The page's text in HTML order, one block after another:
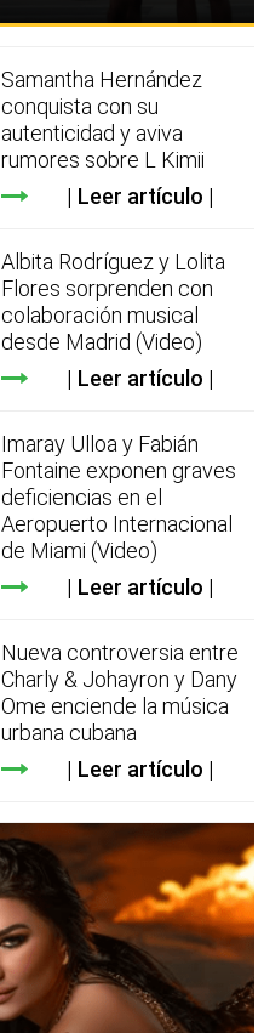
Samantha Hernández
conquista con su
autenticidad y aviva
rumores sobre L Kimii
Leer artículo
Albita Rodríguez y Lolita
Flores sorprenden con
colaboración musical
desde Madrid (Video)
Leer artículo
Imaray Ulloa y Fabián
Fontaine exponen graves
deficiencias en el
Aeropuerto Internacional
de Miami (Video)
Leer artículo
Nueva controversia entre
Charly & Johayron y Dany
Ome enciende la música
urbana cubana
Leer artículo